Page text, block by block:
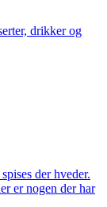
drikker og
der hveder.
er nogen der har